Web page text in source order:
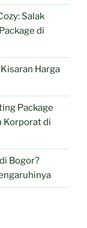
Salak
di
Harga
Package
Korporat di
Bogor?